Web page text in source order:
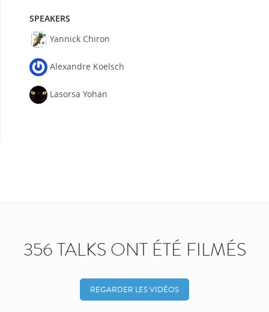
SPEAKERS
Yannick Chiron
Alexandre Koelsch
Lasorsa Yohan
356 TALKS ONT ÉTÉ FILMÉS
REGARDER LES VIDÉOS